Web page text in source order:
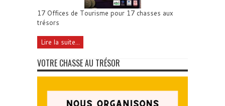
17 Offices de Tourisme pour 17 chasses aux
trésors
Lire la suite...
VOTRE CHASSE AU TRÉSOR